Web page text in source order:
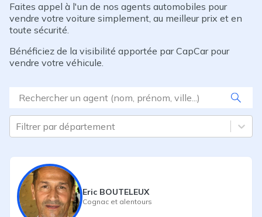
Faites appel à l'un de nos agents automobiles pour
vendre votre voiture simplement, au meilleur prix et en
toute sécurité.
Bénéficiez de la visibilité apportée par CapCar pour
vendre votre véhicule.
Filtrer par département
Eric BOUTELEUX
Cognac et alentours